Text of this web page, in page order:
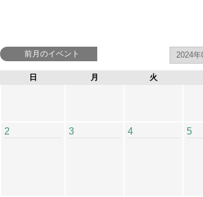
前月のイベント
日 月 火
2 3 4 5